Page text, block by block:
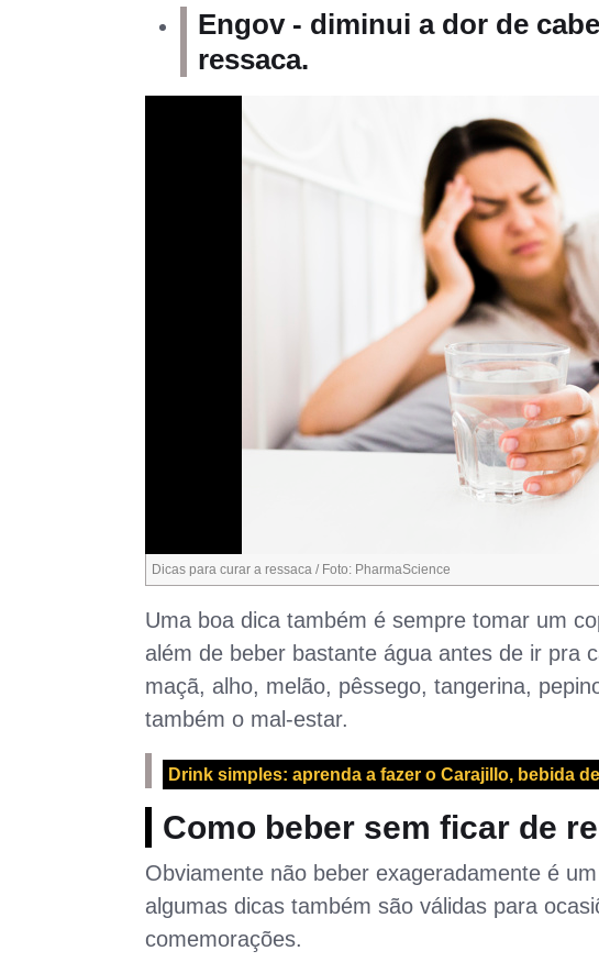
Engov - diminui a dor de
ressaca.
Dicas para curar a ressaca / Foto: PharmaScience
Uma boa dica também é sempre tomar um
além de beber bastante água antes de ir pra
maçã, alho, melão, pêssego, tangerina,
também o mal-estar.
Drink simples: aprenda a fazer o Carajillo, bebida
Como beber sem ficar de
Obviamente não beber exageradamente é
algumas dicas também são válidas para
comemorações.